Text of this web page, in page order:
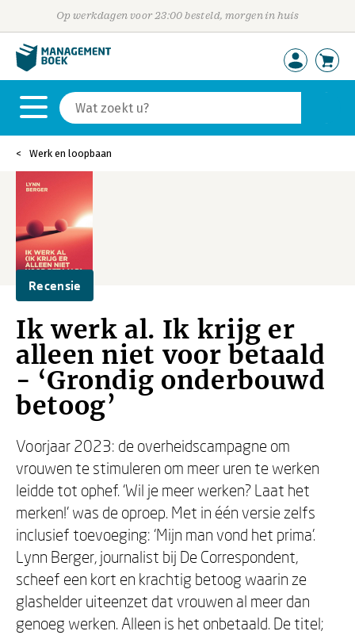
Op werkdagen voor 23:00 besteld, morgen in huis
Werk en loopbaan
Recensie
Ik werk al. Ik krijg er
alleen niet voor betaald
- ‘Grondig onderbouwd
betoog’
Voorjaar 2023: de overheidscampagne om
vrouwen te stimuleren om meer uren te werken
leidde tot ophef. ‘Wil je meer werken? Laat het
merken!’ was de oproep. Met in één versie zelfs
inclusief toevoeging: ‘Mijn man vond het prima’.
Lynn Berger, journalist bij De Correspondent,
scheef een kort en krachtig betoog waarin ze
glashelder uiteenzet dat vrouwen al meer dan
genoeg werken. Alleen is het onbetaald. De titel;